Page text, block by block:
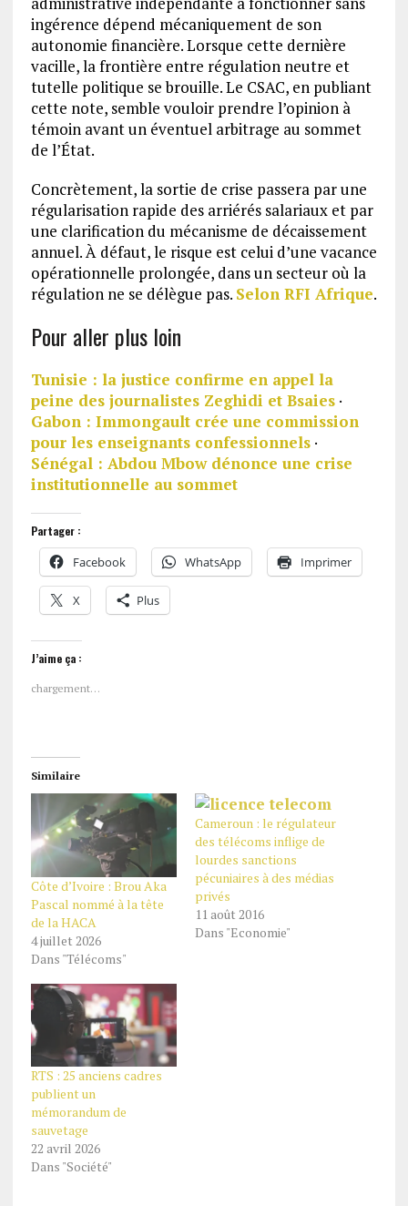
ingérence dépend mécaniquement de son
autonomie financière. Lorsque cette dernière
vacille, la frontière entre régulation neutre et
tutelle politique se brouille. Le CSAC, en publiant
cette note, semble vouloir prendre l’opinion à
témoin avant un éventuel arbitrage au sommet
de l’État.
Concrètement, la sortie de crise passera par une
régularisation rapide des arriérés salariaux et par
une clarification du mécanisme de décaissement
annuel. À défaut, le risque est celui d’une vacance
opérationnelle prolongée, dans un secteur où la
régulation ne se délègue pas. Selon RFI Afrique.
Pour aller plus loin
Tunisie : la justice confirme en appel la
peine des journalistes Zeghidi et Bsaies·
Gabon : Immongault crée une commission
pour les enseignants confessionnels·
Sénégal : Abdou Mbow dénonce une crise
institutionnelle au sommet
Partager :
Facebook WhatsApp Imprimer
X Plus
J’aime ça :
chargement…
Similaire
Côte d’Ivoire : Brou Aka
Pascal nommé à la tête
de la HACA
4 juillet 2026
Dans "Télécoms"
Cameroun : le régulateur
des télécoms inflige de
lourdes sanctions
pécuniaires à des médias
privés
11 août 2016
Dans "Economie"
RTS : 25 anciens cadres
publient un
mémorandum de
sauvetage
22 avril 2026
Dans "Société"